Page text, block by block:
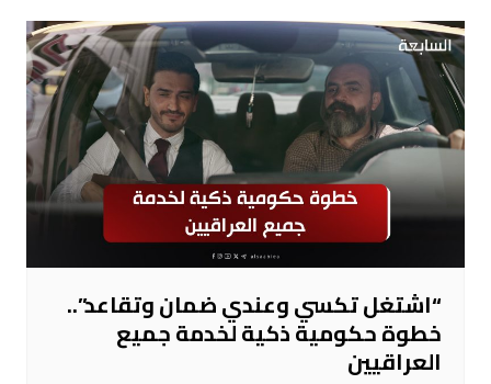
“اشتغل تكسي وعندي ضمان وتقاعد”..
خطوة حكومية ذكية لخدمة جميع
العراقيين